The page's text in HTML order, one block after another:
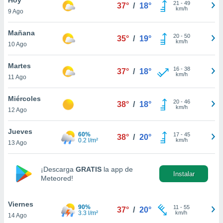
en
más
nuestra
de
aceptar
de
9 Ago
37° / 18° 21 - 49
km/h
Mañana
10 Ago
35° / 19° 20- 50
km/h
Martes
11 Ago
37° / 18° 16- 38
km/h
Miércoles
12 Ago
38° / 18° 20- 46
km/h
Jueves
13 Ago
60%
0.2 l/m²
38° / 20° 17- 45
km/h
¡Descarga GRATIS la app de
Meteored!
Instalar
Viernes
14 Ago
90%
3.3 l/m²
37° / 20° 11 - 55
km/h